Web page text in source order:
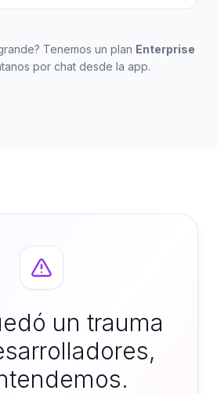
Tenemos un plan Enterprise
por chat desde la app.
un trauma